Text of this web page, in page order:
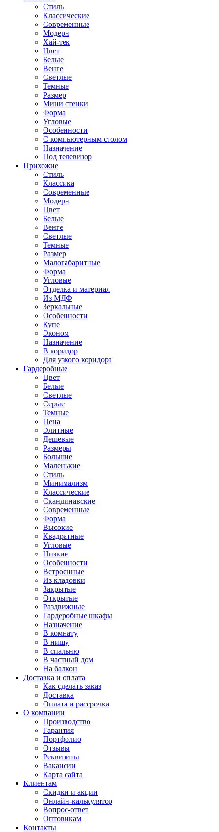
Стиль
Классические
Современные
Модерн
Хай-тек
Цвет
Белые
Венге
Светлые
Темные
Размер
Мини стенки
Форма
Угловые
Особенности
С компьютерным столом
Назначение
Под телевизор
Прихожие
Стиль
Классика
Современные
Модерн
Цвет
Белые
Венге
Светлые
Темные
Размер
Малогабаритные
Форма
Угловые
Отделка и материал
Из МДФ
Зеркальные
Особенности
Купе
Эконом
Назначение
В коридор
Для узкого коридора
Гардеробные
Цвет
Белые
Светлые
Серые
Темные
Цена
Элитные
Дешевые
Размеры
Большие
Маленькие
Стиль
Минимализм
Классические
Скандинавские
Современные
Форма
Высокие
Квадратные
Угловые
Низкие
Особенности
Встроенные
Из кладовки
Закрытые
Открытые
Раздвижные
Гардеробные шкафы
Назначение
В комнату
В нишу
В спальню
В частный дом
На балкон
Доставка и оплата
Как сделать заказ
Доставка
Оплата и рассрочка
О компании
Производство
Гарантия
Портфолио
Отзывы
Реквизиты
Вакансии
Карта сайта
Клиентам
Скидки и акции
Онлайн-калькулятор
Вопрос-ответ
Оптовикам
Контакты